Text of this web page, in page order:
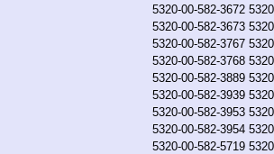
5320-00-582-3672
5320-00-582-3673
5320-00-582-3767
5320-00-582-3768
5320-00-582-3889
5320-00-582-3939
5320-00-582-3953
5320-00-582-3954
5320-00-582-5719